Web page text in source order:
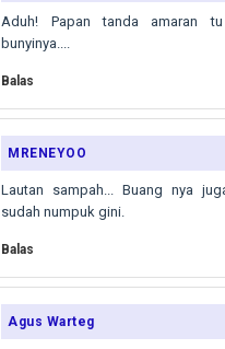
Aduh! Papan tanda amaran
bunyinya....
Balas
MRENEYOO
Lautan sampah... Buang nya
sudah numpuk gini.
Balas
Agus Warteg